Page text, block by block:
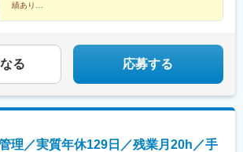
績あり
る 応募する
理／実質年休129日／残業月20h／手